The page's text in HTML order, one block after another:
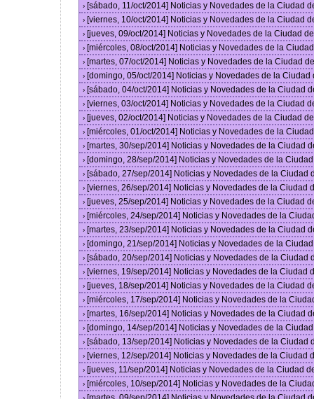
› [sábado, 11/oct/2014] Noticias y Novedades de la Ciudad
› [viernes, 10/oct/2014] Noticias y Novedades de la Ciudad
› [jueves, 09/oct/2014] Noticias y Novedades de la Ciudad
› [miércoles, 08/oct/2014] Noticias y Novedades de la
› [martes, 07/oct/2014] Noticias y Novedades de la Ciudad
› [domingo, 05/oct/2014] Noticias y Novedades de la
› [sábado, 04/oct/2014] Noticias y Novedades de la Ciudad
› [viernes, 03/oct/2014] Noticias y Novedades de la Ciudad
› [jueves, 02/oct/2014] Noticias y Novedades de la Ciudad
› [miércoles, 01/oct/2014] Noticias y Novedades de la
› [martes, 30/sep/2014] Noticias y Novedades de la Ciudad
› [domingo, 28/sep/2014] Noticias y Novedades de la
› [sábado, 27/sep/2014] Noticias y Novedades de la Ciudad
› [viernes, 26/sep/2014] Noticias y Novedades de la Ciudad
› [jueves, 25/sep/2014] Noticias y Novedades de la Ciudad
› [miércoles, 24/sep/2014] Noticias y Novedades de la
› [martes, 23/sep/2014] Noticias y Novedades de la Ciudad
› [domingo, 21/sep/2014] Noticias y Novedades de la
› [sábado, 20/sep/2014] Noticias y Novedades de la Ciudad
› [viernes, 19/sep/2014] Noticias y Novedades de la Ciudad
› [jueves, 18/sep/2014] Noticias y Novedades de la Ciudad
› [miércoles, 17/sep/2014] Noticias y Novedades de la
› [martes, 16/sep/2014] Noticias y Novedades de la Ciudad
› [domingo, 14/sep/2014] Noticias y Novedades de la
› [sábado, 13/sep/2014] Noticias y Novedades de la Ciudad
› [viernes, 12/sep/2014] Noticias y Novedades de la Ciudad
› [jueves, 11/sep/2014] Noticias y Novedades de la Ciudad
› [miércoles, 10/sep/2014] Noticias y Novedades de la